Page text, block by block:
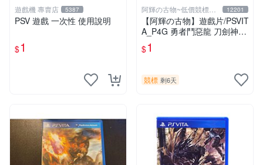
遊戲機 專賣店 5387
PSV 遊戲 一次性 使用說明
$1
阿輝の古物~低價競標五
六日結標
12201
【阿輝の古物】遊戲片/PSVIT
A_P4G 勇者鬥惡龍 刀劍神域
一批合售_1元起標無底價_#F
31
$1
競標 剩6天